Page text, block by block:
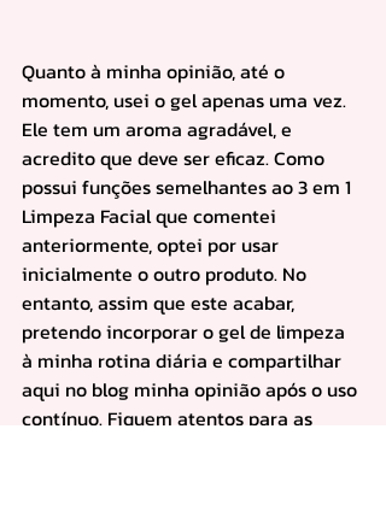
Quanto à minha opinião, até o
momento, usei o gel apenas uma vez.
Ele tem um aroma agradável, e
acredito que deve ser eficaz. Como
possui funções semelhantes ao 3 em 1
Limpeza Facial que comentei
anteriormente, optei por usar
inicialmente o outro produto. No
entanto, assim que este acabar,
pretendo incorporar o gel de limpeza
à minha rotina diária e compartilhar
aqui no blog minha opinião após o uso
contínuo. Fiquem atentos para as